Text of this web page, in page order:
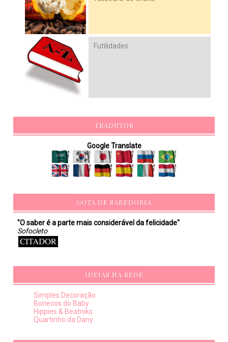
Futilidades
TRADUTOR
Google Translate
GOTA DE SABEDORIA
"O saber é a parte mais considerável da felicidade"
Sofocleto
IDEIAS NA REDE
Simples Decoração
Bonecos do Baby
Hippies & Beatniks
Quartinho da Dany